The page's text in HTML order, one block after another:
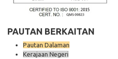
PAUTAN BERKAITAN
Pautan Dalaman
Kerajaan Negeri